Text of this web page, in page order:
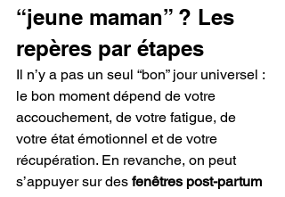
“jeune maman” ? Les
repères par étapes
Il n’y a pas un seul “bon” jour universel :
le bon moment dépend de votre
accouchement, de votre fatigue, de
votre état émotionnel et de votre
récupération. En revanche, on peut
s’appuyer sur des fenêtres post-partum